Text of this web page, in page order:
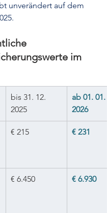
unverändert auf dem
im
bis 31. 12.
2025
ab 01. 01.
2026
€ 215 € 231
€ 6.450 € 6.930